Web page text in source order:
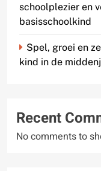
schoolplezier en
basisschoolkind
Spel, groei en
kind in de
Recent
No comments to